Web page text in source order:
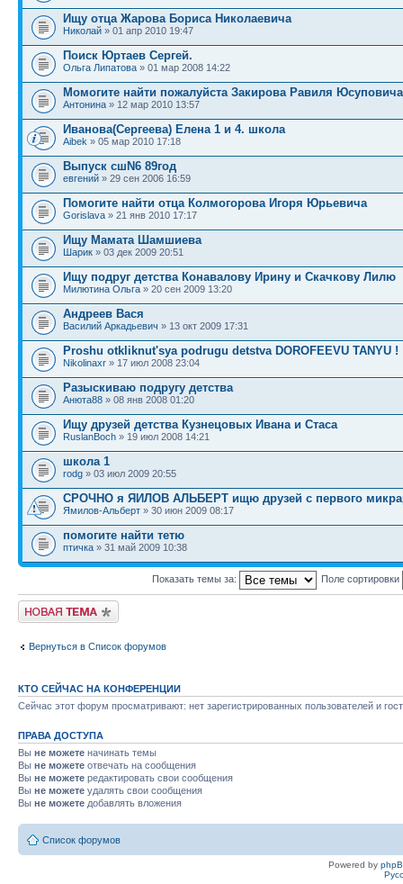
Ищу отца Жарова Бориса Николаевича
Николай » 01 апр 2010 19:47
Поиск Юртаев Сергей.
Ольга Липатова » 01 мар 2008 14:22
Момогите найти пожалуйста Закирова Равиля Юсуповича
Антонина » 12 мар 2010 13:57
Иванова(Сергеева) Елена 1 и 4. школа
Aibek » 05 мар 2010 17:18
Выпуск сшN6 89год
евгений » 29 сен 2006 16:59
Помогите найти отца Колмогорова Игоря Юрьевича
Gorislava » 21 янв 2010 17:17
Ищу Мамата Шамшиева
Шарик » 03 дек 2009 20:51
Ищу подруг детства Конавалову Ирину и Скачкову Лилю
Милютина Ольга » 20 сен 2009 13:20
Андреев Вася
Василий Аркадьевич » 13 окт 2009 17:31
Proshu otkliknut'sya podrugu detstva DOROFEEVU TANYU !
Nikolinaxr » 17 июл 2008 23:04
Разыскиваю подругу детства
Анюта88 » 08 янв 2008 01:20
Ищу друзей детства Кузнецовых Ивана и Стаса
RuslanBoch » 19 июл 2008 14:21
школа 1
rodg » 03 июл 2009 20:55
СРОЧНО я ЯИЛОВ АЛЬБЕРТ ищю друзей с первого
Ямилов-Альберт » 30 июн 2009 08:17
помогите найти тетю
птичка » 31 май 2009 10:38
Показать темы за: Поле сортировки
Новая тема
Вернуться в Список форумов
КТО СЕЙЧАС НА КОНФЕРЕНЦИИ
Сейчас этот форум просматривают: нет зарегистрированных пользователей и
ПРАВА ДОСТУПА
Вы не можете начинать темы
Вы не можете отвечать на сообщения
Вы не можете редактировать свои сообщения
Вы не можете удалять свои сообщения
Вы не можете добавлять вложения
Список форумов
Powered by